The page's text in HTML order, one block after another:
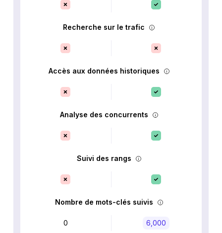
Recherche sur le trafic
Accès aux données historiques
Analyse des concurrents
Suivi des rangs
Nombre de mots-clés suivis
0 6,000